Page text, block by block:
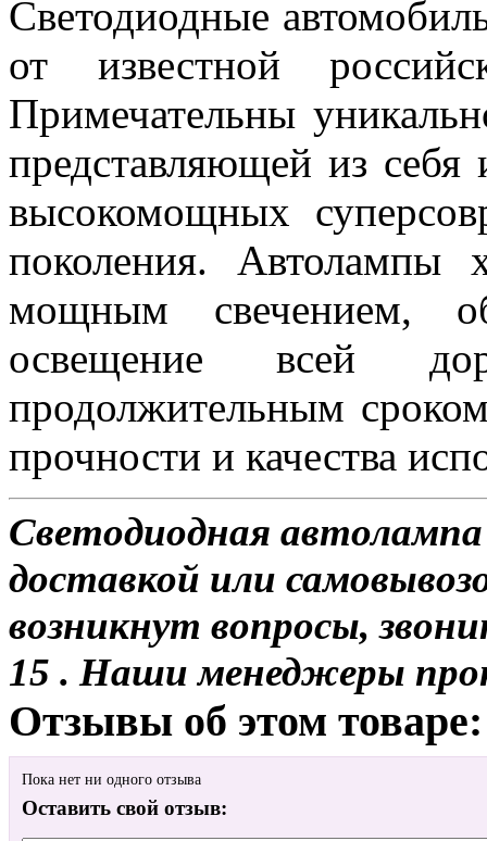
Светодиодные
от известной
Примечательны
представляющей из себя
высокомощных
поколения. Автолампы
мощным свечением,
освещение всей
продолжительным
прочности и качества
Светодиодная
доставкой или
возникнут вопросы,
15 . Наши менеджеры
Отзывы об этом товаре:
Пока нет ни одного отзыва
Оставить свой отзыв: